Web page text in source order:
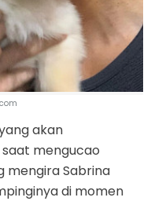
akan
mengucao
mengira Sabrina
di momen